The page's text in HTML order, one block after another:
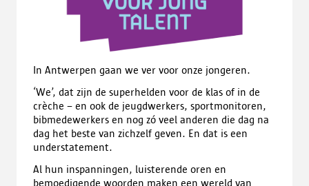
In Antwerpen gaan we ver voor onze jongeren.
‘We’, dat zijn de superhelden voor de klas of in de
crèche – en ook de jeugdwerkers, sportmonitoren,
bibmedewerkers en nog zó veel anderen die dag na
dag het beste van zichzelf geven. En dat is een
understatement.
Al hun inspanningen, luisterende oren en
bemoedigende woorden maken een wereld van